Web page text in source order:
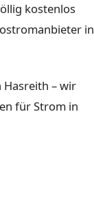
kostenlos
in
– wir
für Strom in